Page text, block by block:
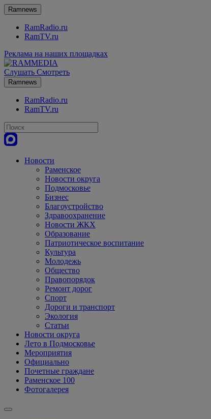
Ramnews
RamRadio.ru
RamTV.ru
Реклама на наших площадках
Слушать Смотреть
Ramnews
RamRadio.ru
RamTV.ru
Новости
Раменское
Новости округа
Подмосковье
Бизнес
Благоустройство
Здравоохранение
Новости ЖКХ
Образование
Патриотическое воспитание
Культура
Молодежь
Общество
Правопорядок
Ремонт дорог
Спорт
Дороги и транспорт
Экология
Статьи
Новости округа
Лето в Подмосковье
Мероприятия
Официально
Почетные граждане
Раменское 100
Фотогалерея